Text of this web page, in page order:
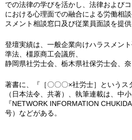
での法律の学びを活かし、法律および
における心理面での融合による労働相
スメント相談窓口及び従業員面談を提供
登壇実績は、一般企業向けハラスメン
準法、橿原商工会議所、
静岡県社労士会、栃木県社保労士会、奈
著書に、『［〇〇〇×社労士］というス
（日本法令、共著）、執筆連載は、中
『NETWORK INFORMATION
号）などがある。